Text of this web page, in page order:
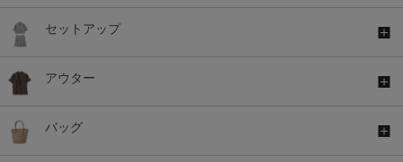
セットアップ
アウター
バッグ